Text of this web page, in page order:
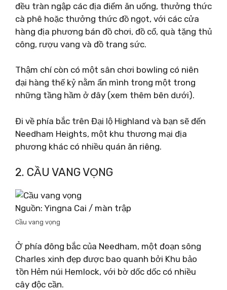
đều tràn ngập các địa điểm ăn uống, thưởng thức
cà phê hoặc thưởng thức đồ ngọt, với các cửa
hàng địa phương bán đồ chơi, đồ cổ, quà tặng thủ
công, rượu vang và đồ trang sức.
Thậm chí còn có một sân chơi bowling có niên
đại hàng thế kỷ nằm ẩn mình trong một trong
những tầng hầm ở đây (xem thêm bên dưới).
Đi về phía bắc trên Đại lộ Highland và bạn sẽ đến
Needham Heights, một khu thương mại địa
phương khác có nhiều quán ăn riêng.
2. CẦU VANG VỌNG
Nguồn: Yingna Cai / màn trập
Cầu vang vọng
Ở phía đông bắc của Needham, một đoạn sông
Charles xinh đẹp được bao quanh bởi Khu bảo
tồn Hẻm núi Hemlock, với bờ dốc dốc có nhiều
cây độc cần.